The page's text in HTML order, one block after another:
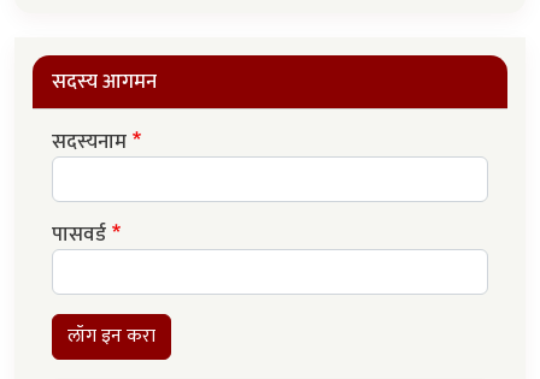
सदस्य आगमन
सदस्यनाम
पासवर्ड
लॉग इन करा